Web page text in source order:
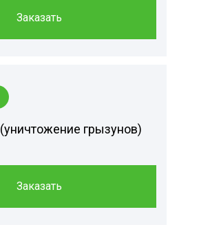
Заказать
грызунов)
Заказать